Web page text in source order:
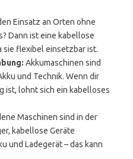
Einsatz an Orten ohne
Dann ist eine kabellose
sie flexibel einsetzbar ist.
Akkumaschinen sind
und Technik. Wenn dir
ist, lohnt sich ein kabelloses
Maschinen sind in der
kabellose Geräte
und Ladegerät – das kann